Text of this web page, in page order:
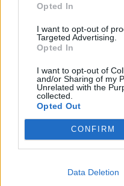
Opted In
I want to opt-out of
Targeted Advertising.
Opted In
I want to opt-out of
and/or Sharing of my
Unrelated with the
collected.
Opted Out
CONFIRM
Data Deletion
Kraj